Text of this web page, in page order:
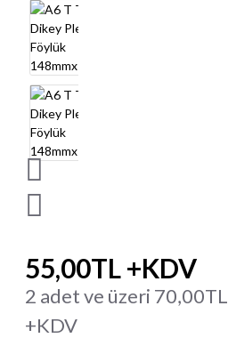
55,00TL +KDV
2 adet ve üzeri 70,00TL
+KDV